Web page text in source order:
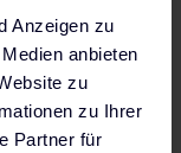
Anzeigen zu
anbieten
zu
zu Ihrer
Partner für
Fronius Wattpilot Home 11 J 2.0 4,240,404 Wallbox B-Ware
OCPP